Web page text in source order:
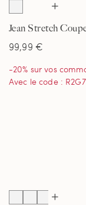
Jean Stretch
99,99 €
-20% sur vos
Avec le code : R2G7